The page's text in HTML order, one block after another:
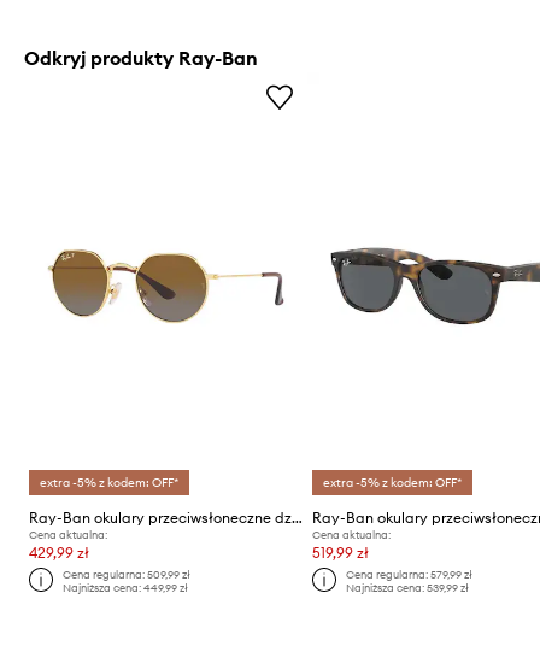
Odkryj produkty Ray-Ban
extra -5% z kodem: OFF*
Ray-Ban okulary przeciwsłoneczne dziecięce JUNIOR JACK
Cena aktualna:
429,99 zł
Cena regularna:509,99 zł
Najniższa cena:449,99 zł
extra -5% z kodem: OFF*
Cena aktualna:
519,99 zł
Cena regularna: 579,99 zł
Najniższa cena: 539,99 zł